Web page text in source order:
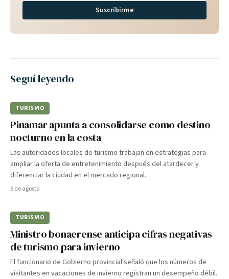
Suscribirme
Seguí leyendo
TURISMO
Pinamar apunta a consolidarse como destino
nocturno en la costa
Las autoridades locales de turismo trabajan en estrategias para
ampliar la oferta de entretenimiento después del atardecer y
diferenciar la ciudad en el mercado regional.
6 de agosto
TURISMO
Ministro bonaerense anticipa cifras negativas
de turismo para invierno
El funcionario de Gobierno provincial señaló que los números de
visitantes en vacaciones de invierno registran un desempeño débil.